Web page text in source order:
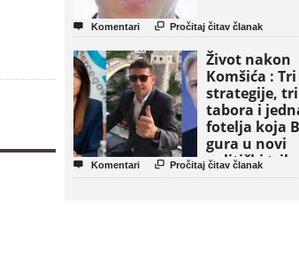
 Komentari  Pročitaj čitav članak
Život nakon
Komšića : Tri
strategije, tri
tabora i
fotelja koja
gura u novi
politički triler
 Komentari  Pročitaj čitav članak